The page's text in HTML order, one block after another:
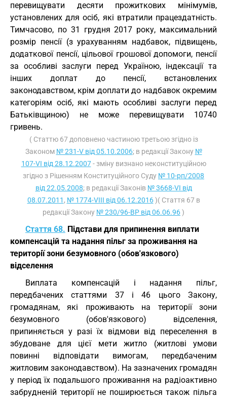
перевищувати десяти прожиткових мінімумів,
установлених для осіб, які втратили працездатність.
Тимчасово, по 31 грудня 2017 року, максимальний
розмір пенсії (з урахуванням надбавок, підвищень,
додаткової пенсії, цільової грошової допомоги, пенсії
за особливі заслуги перед Україною, індексації та
інших доплат до пенсії, встановлених
законодавством, крім доплати до надбавок окремим
категоріям осіб, які мають особливі заслуги перед
Батьківщиною) не може перевищувати 10740
гривень.
( Статтю 67 доповнено частиною третьою згідно із
Законом № 231-V від 05.10.2006; в редакції Закону №
107-VI від 28.12.2007- зміну визнано неконституційною
згідно з Рішенням Конституційного Суду № 10-рп/2008
від 22.05.2008; в редакції Законів № 3668-VI від
08.07.2011 , № 1774-VIII від 06.12.2016)( Стаття 67 в
редакції Закону № 230/96-ВР від 06.06.96)
Стаття 68. Підстави для припинення виплати
компенсацій та надання пільг за проживання на
території зони безумовного (обов'язкового)
відселення
Виплата компенсацій і надання пільг,
передбачених статтями 37 і 46 цього Закону,
громадянам, які проживають на території зони
безумовного (обов'язкового) відселення,
припиняється у разі їх відмови від переселення в
збудоване для цієї мети житло (житлові умови
повинні відповідати вимогам, передбаченим
житловим законодавством). На зазначених громадян
у період їх подальшого проживання на радіоактивно
забрудненій території не поширюється також пільга